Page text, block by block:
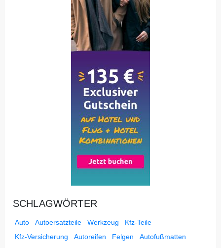
SCHLAGWÖRTER
Auto Autoersatzteile Werkzeug
Kfz-Teile
Kfz-Versicherung
Autoreifen Felgen
Autofußmatten